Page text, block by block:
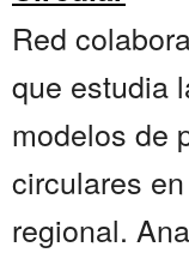
Red
que estudia
modelos de
circulares
regional.